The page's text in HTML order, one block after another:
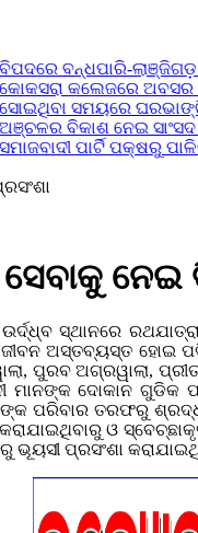
ବନ୍ଧପାରି-ଲାଞ୍ଜିଗଡ଼
କଲେଜରେ ଅବସର ପ୍ରାପ୍ତ
ସମୟରେ ଘରଭାଙ୍ଗି
ବିକାଶ ନେଇ ସାଂସଦ
ପାର୍ଟି ପକ୍ଷରୁ ପାଳିତ
ସ୍ଥାନରେ
ଅସ୍ତବ୍ୟସ୍ତ ହୋଇ
ପୁରବ ଅଗ୍ରୱାଲା,
ମାନଙ୍କ ଦୋକାନ
ପରିବାର ତରଫରୁ
ଓ
ପ୍ରସଂଶା